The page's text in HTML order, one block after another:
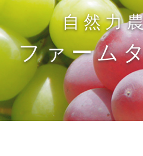
自然力
ファーム